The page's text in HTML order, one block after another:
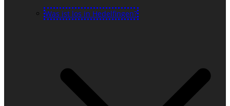
Was ist los in Hedelfingen?